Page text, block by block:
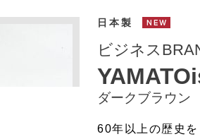
日本製
ビジネス
ダークブラウン
60年以上の歴史